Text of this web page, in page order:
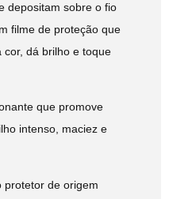
depositam sobre o fio
filme de proteção que
cor, dá brilho e toque
que promove
intenso, maciez e
protetor de origem